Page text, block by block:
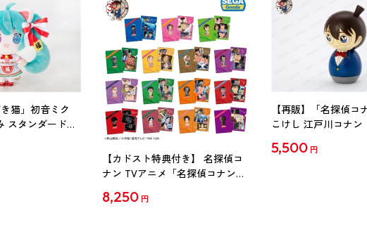
猫」初音ミク
スタンダード
【カドスト特典付き】 名探偵コ
ナン TVアニメ「名探偵コナン」
【1BOX】
8,250 円
【再販】「名探偵コ
こけし 江戸川コナン
5,500 円